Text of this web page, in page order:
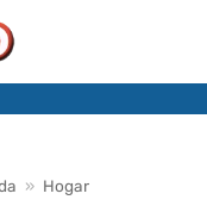
» Hogar